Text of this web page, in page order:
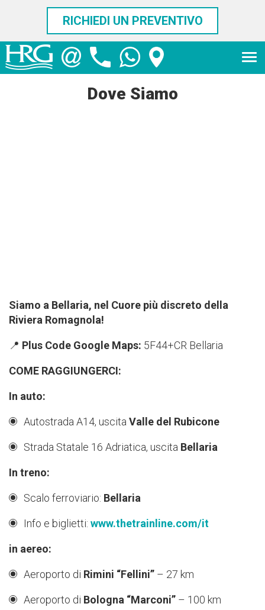
RICHIEDI UN PREVENTIVO
Dove Siamo
Siamo a Bellaria, nel Cuore più discreto della
Riviera Romagnola!
📍 Plus Code Google Maps: 5F44+CR Bellaria
COME RAGGIUNGERCI:
In auto:
Autostrada A14, uscita Valle del Rubicone
Strada Statale 16 Adriatica, uscita Bellaria
In treno:
Scalo ferroviario: Bellaria
Info e biglietti: www.thetrainline.com/it
in aereo:
Aeroporto di Rimini “Fellini” – 27 km
Aeroporto di Bologna “Marconi” – 100 km